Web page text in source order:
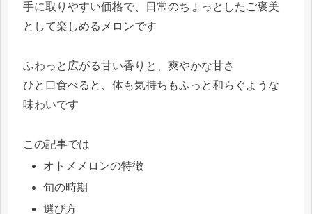
手に取りやすい価格で、日常のちょっとしたご褒美
として楽しめるメロンです
ふわっと広がる甘い香りと、爽やかな甘さ
ひと口食べると、体も気持ちもふっと和らぐような
味わいです
この記事では
オトメメロンの特徴
旬の時期
選び方